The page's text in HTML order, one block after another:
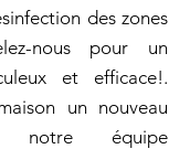
des zones
nous pour un
et efficace!.
un nouveau
notre équipe